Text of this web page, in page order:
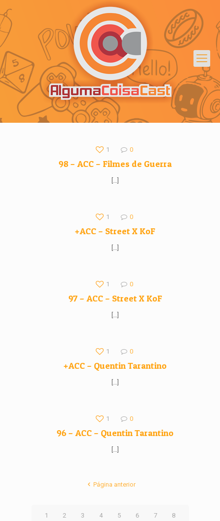
1 0
98 – ACC – Filmes de Guerra
[…]
1 0
+ACC – Street X KoF
[…]
1 0
97 – ACC – Street X KoF
[…]
1 0
+ACC – Quentin Tarantino
[…]
1 0
96 – ACC – Quentin Tarantino
[…]
Página anterior
1 2 3 4 5 6 7 8